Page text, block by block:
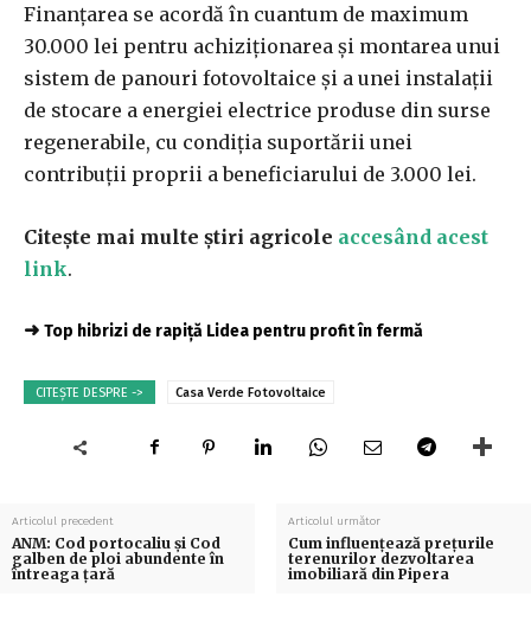
Finanţarea se acordă în cuantum de maximum
30.000 lei pentru achiziţionarea şi montarea unui
sistem de panouri fotovoltaice şi a unei instalaţii
de stocare a energiei electrice produse din surse
regenerabile, cu condiţia suportării unei
contribuţii proprii a beneficiarului de 3.000 lei.
Citește mai multe știri agricole accesând acest
link.
➜ Top hibrizi de rapiță Lidea pentru profit în fermă
CITEȘTE DESPRE -> Casa Verde Fotovoltaice
Articolul precedent
ANM: Cod portocaliu şi Cod
galben de ploi abundente în
întreaga ţară
Articolul următor
Cum influențează prețurile
terenurilor dezvoltarea
imobiliară din Pipera